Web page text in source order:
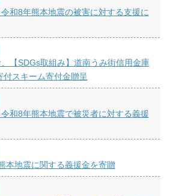
和8年熊本地震の被害に対する支援に
【SDGs取組み】道南うみ街信用金庫
付スキーム寄付金贈呈
和8年熊本地震で被災者に対する義援
本地震に関する義援金を寄贈